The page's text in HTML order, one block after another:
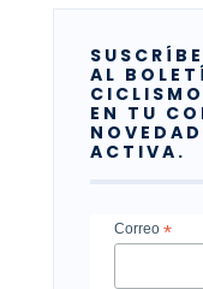
AL
EN TU
ACTIVA.
Correo *